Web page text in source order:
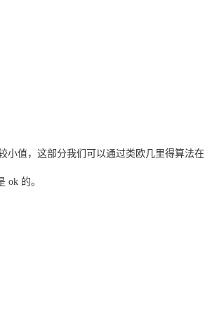
小值，这部分我们可以通过类欧几里得算法在
ok 的。